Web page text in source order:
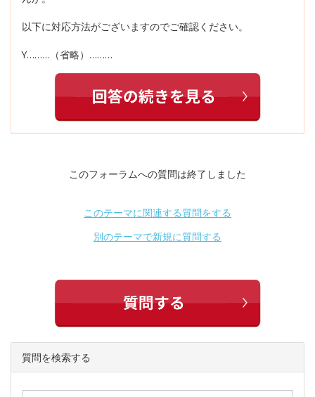
以下に対応方法がございますのでご確認ください。
Y………（省略）………
このフォーラムへの質問は終了しました
このテーマに関連する質問をする
別のテーマで新規に質問する
質問を検索する